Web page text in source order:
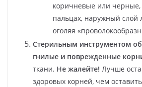
коричневые или черные,
пальцах, наружный слой
оголяя
Стерильным инструментом
гнилые и поврежденные
ткани. Не жалейте! Лучше
здоровых корней, чем